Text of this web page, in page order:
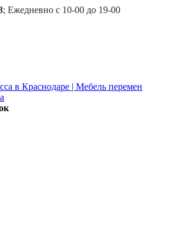
; Ежедневно с 10-00 до 19-00